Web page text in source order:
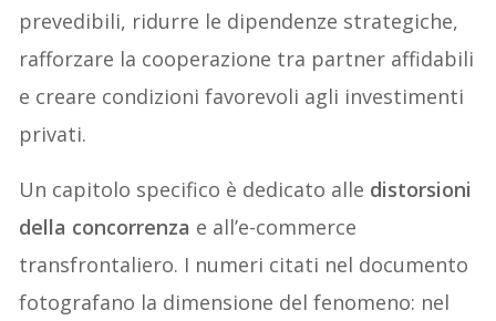
prevedibili, ridurre le dipendenze strategiche,
rafforzare la cooperazione tra partner affidabili
e creare condizioni favorevoli agli investimenti
privati.
Un capitolo specifico è dedicato alle distorsioni
della concorrenza e all’e-commerce
transfrontaliero. I numeri citati nel documento
fotografano la dimensione del fenomeno: nel